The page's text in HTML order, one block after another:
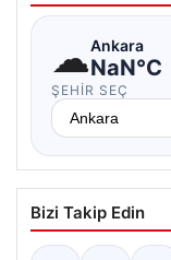
☁Ankara
NaN°C
ŞEHIR SEÇ
Bizi Takip Edin